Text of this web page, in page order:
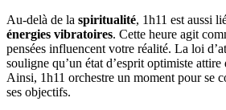
Au-delà de la spiritualité, 1h11 est aussi
énergies vibratoires. Cette heure agit
pensées influencent votre réalité. La loi
souligne qu’un état d’esprit optimiste attire
Ainsi, 1h11 orchestre un moment pour se
ses objectifs.